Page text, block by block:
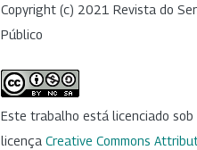
Copyright (c) 2021 Revista do
Público
Este trabalho está licenciado sob
licença Creative Commons